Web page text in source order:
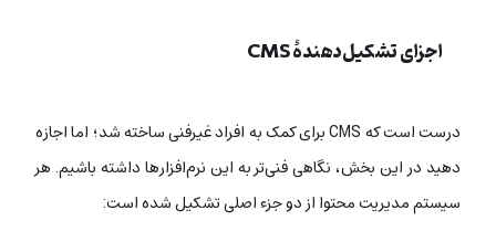
اجزای تشکیل‌دهندۀ CMS
درست است که CMS برای کمک به افراد غیرفنی ساخته شد؛ اما اجازه
دهید در این بخش، نگاهی فنی‌تر به این نرم‌افزارها داشته باشیم. هر
سیستم مدیریت محتوا از دو جزء اصلی تشکیل شده است: